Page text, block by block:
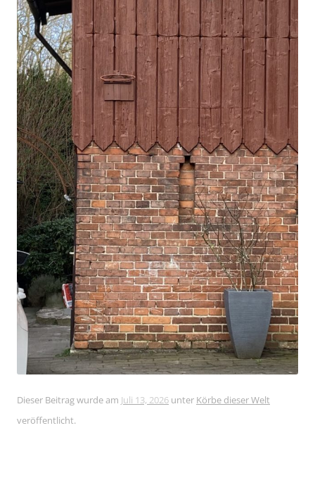
Dieser Beitrag wurde am Juli 13, 2026 unter Körbe dieser Welt
veröffentlicht.